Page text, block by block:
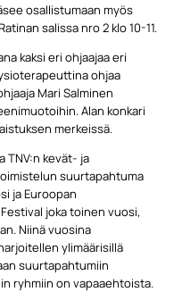
osallistumaan myös
salissa nro 2 klo 10-11.
kaksi eri ohjaajaa eri
ohjaa
Mari Salminen
Alan konkari
merkeissä.
TNV:n kevät- ja
suurtapahtuma
ja Euroopan
joka toinen vuosi,
Niinä vuosina
ylimäärisillä
suurtapahtumiin
ryhmiin on vapaaehtoista.